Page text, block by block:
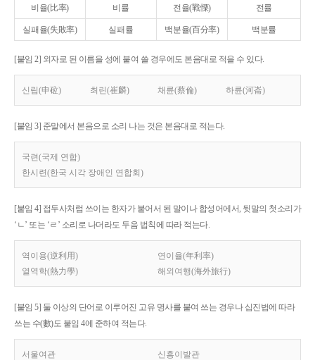
비율(比率) 비률 전율(戰慄) 전률
실패율(失敗率) 실패률 백분율(百分率) 백분률
[붙임 2] 외자로 된 이름을 성에 붙여 쓸 경우에도 본음대로 적을 수 있다.
신립(申砬) 최린(崔麟) 채륜(蔡倫) 하륜(河崙)
[붙임 3] 준말에서 본음으로 소리 나는 것은 본음대로 적는다.
국련(국제 연합)
한시련(한국 시각 장애인 연합회)
[붙임 4] 접두사처럼 쓰이는 한자가 붙어서 된 말이나 합성어에서, 뒷말의 첫소리가
‘ㄴ’ 또는 ‘ㄹ’ 소리로 나더라도 두음 법칙에 따라 적는다.
역이용(逆利用)
연이율(年利率)
열역학(熱力學)
해외여행(海外旅行)
[붙임 5] 둘 이상의 단어로 이루어진 고유 명사를 붙여 쓰는 경우나 십진법에 따라
쓰는 수(數)도 붙임 4에 준하여 적는다.
서울여관 신흥이발관